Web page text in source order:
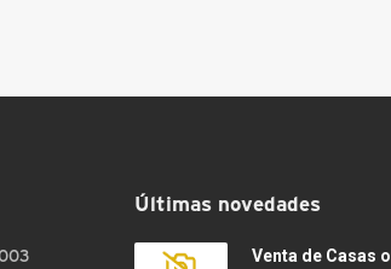
Últimas novedades
Venta de Casas o